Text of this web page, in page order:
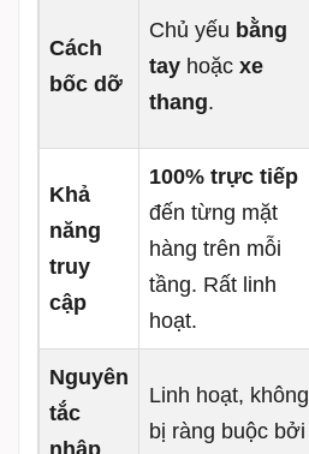
Cách
bốc dỡ
Chủ yếu bằng
tay hoặc xe
thang.
Khả
năng
truy
cập
100% trực tiếp
đến từng mặt
hàng trên mỗi
tầng. Rất linh
hoạt.
Nguyên
tắc
nhập
Linh hoạt, không
bị ràng buộc bởi